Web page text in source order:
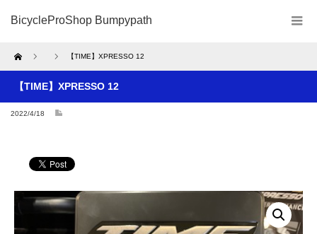
BicycleProShop Bumpypath
Home 【TIME】XPRESSO 12
【TIME】XPRESSO 12
2022/4/18